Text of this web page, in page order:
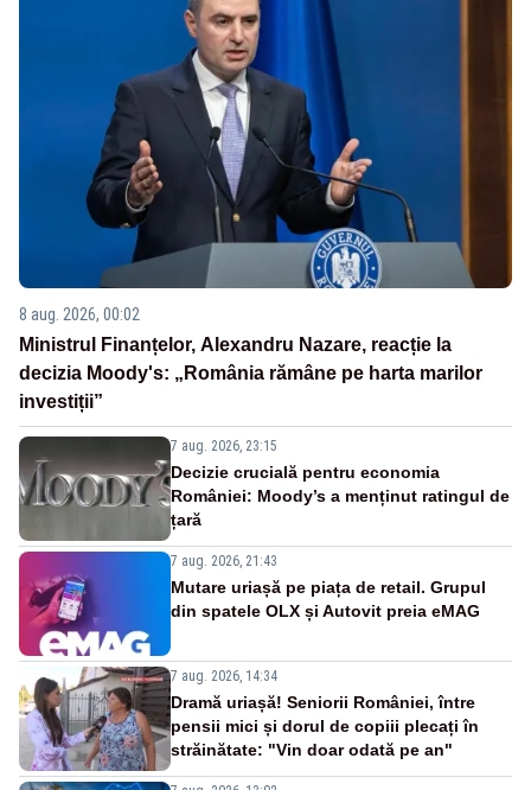
8 aug. 2026, 00:02
Ministrul Finanțelor, Alexandru Nazare, reacție la
decizia Moody's: „România rămâne pe harta marilor
investiții”
7 aug. 2026, 23:15
Decizie crucială pentru economia
României: Moody’s a menținut ratingul de
țară
7 aug. 2026, 21:43
Mutare uriașă pe piața de retail. Grupul
din spatele OLX și Autovit preia eMAG
7 aug. 2026, 14:34
Dramă uriașă! Seniorii României, între
pensii mici și dorul de copiii plecați în
străinătate: "Vin doar odată pe an"